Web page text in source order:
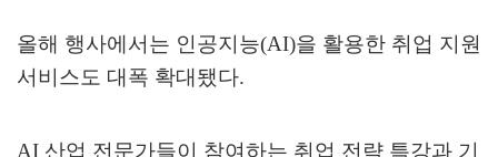
올해 행사에서는 인공지능(AI)을 활용한 취업 지원
서비스도 대폭 확대됐다.
AI 산업 전문가들이 참여하는 취업 전략 특강과 기